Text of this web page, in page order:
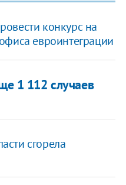
конкурс на
евроинтеграции
1 112 случаев
сгорела